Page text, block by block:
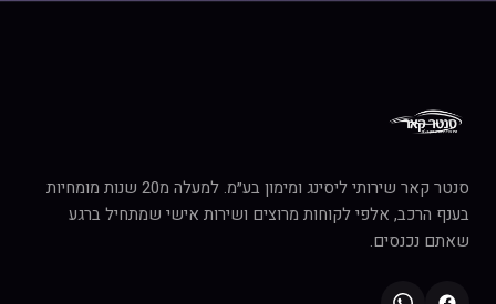
סנטר קאר שירותי ליסינג ומימון בע״מ. למעלה מ20 שנות מומחיות
בענף הרכב, אלפי לקוחות מרוצים ושירות אישי שמתחיל ברגע
שאתם נכנסים.